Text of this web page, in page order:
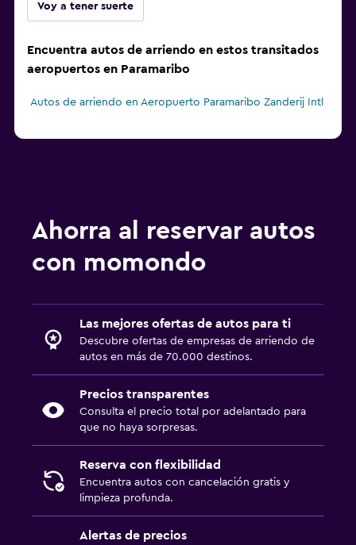
Voy a tener suerte
Encuentra autos de arriendo en estos transitados
aeropuertos en Paramaribo
Autos de arriendo en Aeropuerto Paramaribo Zanderij Intl
Ahorra al reservar autos
con momondo
Las mejores ofertas de autos para ti
Descubre ofertas de empresas de arriendo de
autos en más de 70.000 destinos.
Precios transparentes
Consulta el precio total por adelantado para
que no haya sorpresas.
Reserva con flexibilidad
Encuentra autos con cancelación gratis y
limpieza profunda.
Alertas de precios